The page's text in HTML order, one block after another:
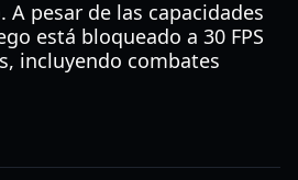
A pesar de las capacidades
está bloqueado a 30 FPS
incluyendo combates